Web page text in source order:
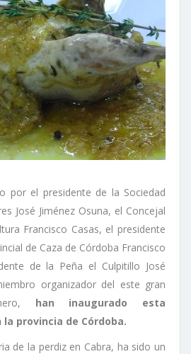
por el presidente de la Sociedad
José Jiménez Osuna, el Concejal
Francisco Casas, el presidente
de Caza de Córdoba Francisco
de la Peña el Culpitillo José
organizador del este gran
han inaugurado esta
provincia de Córdoba.
de la perdiz en Cabra, ha sido un